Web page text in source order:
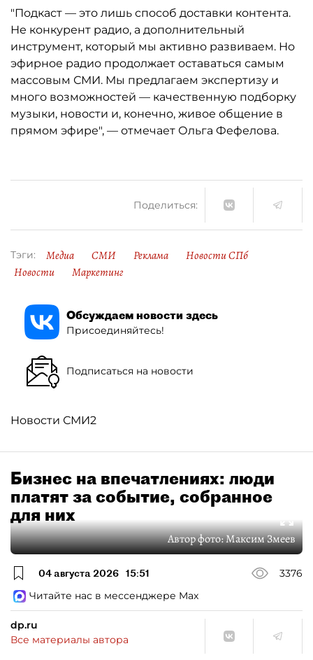
"Подкаст — это лишь способ доставки контента.
Не конкурент радио, а дополнительный
инструмент, который мы активно развиваем. Но
эфирное радио продолжает оставаться самым
массовым СМИ. Мы предлагаем экспертизу и
много возможностей — качественную подборку
музыки, новости и, конечно, живое общение в
прямом эфире", — отмечает Ольга Фефелова.
Поделиться:
Тэги: Медиа СМИ Реклама
Новости СПб
Новости
Маркетинг
Обсуждаем новости здесь
Присоединяйтесь!
Подписаться на новости
Новости СМИ2
Бизнес на впечатлениях: люди
платят за событие, собранное
для них
Автор фото:Максим Змеев
04 августа 2026 15:51
3376
Читайте нас в мессенджере Max
dp.ru
Все материалы автора